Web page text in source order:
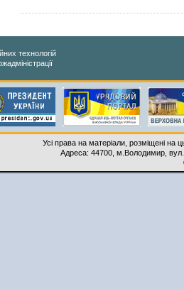
технологій
Усі права на матеріали, розміщені на
Адреса: 44700, м.Володимир,